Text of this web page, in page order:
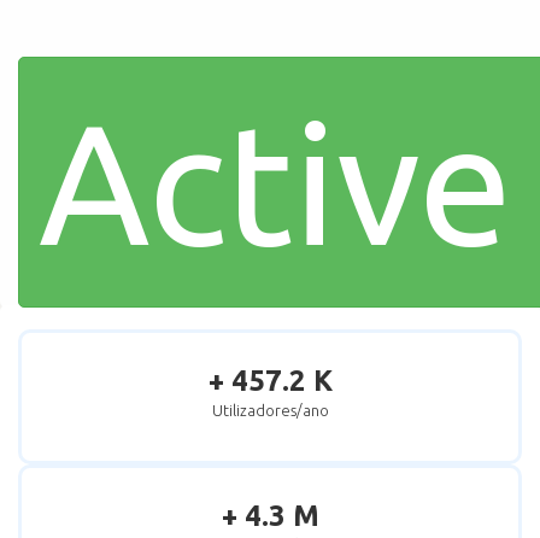
+ 457.2 K
Utilizadores/ano
+ 4.3 M